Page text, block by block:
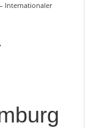
Internationaler